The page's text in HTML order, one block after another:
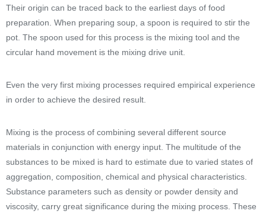
Their origin can be traced back to the earliest days of food
preparation. When preparing soup, a spoon is required to stir the
pot. The spoon used for this process is the mixing tool and the
circular hand movement is the mixing drive unit.
Even the very first mixing processes required empirical experience
in order to achieve the desired result.
Mixing is the process of combining several different source
materials in conjunction with energy input. The multitude of the
substances to be mixed is hard to estimate due to varied states of
aggregation, composition, chemical and physical characteristics.
Substance parameters such as density or powder density and
viscosity, carry great significance during the mixing process. These